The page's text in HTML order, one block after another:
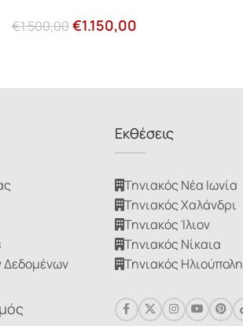
€1.500,00€1.150,00
Εκθέσεις
Τηνιακός Νέα Ιωνία
Τηνιακός Χαλάνδρι
Τηνιακός Ίλιον
Τηνιακός Νίκαια
Τηνιακός Ηλιούπολη